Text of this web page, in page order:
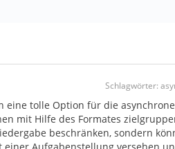
Schlagwörter:
eine tolle Option für die
mit Hilfe des Formates
beschränken, sondern